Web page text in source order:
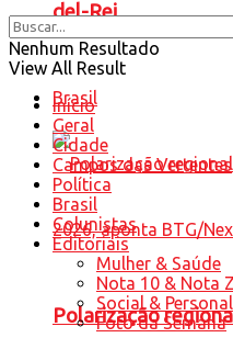
del-Rei
Brasil
Polarização
Nenhum Resultado
View All Result
Início
Geral
Cidade
Campos das Vertentes
Política
Brasil
Colunistas
Editoriais
Mulher & Saúde
Nota 10 & Nota
Social &
Foto da Semana